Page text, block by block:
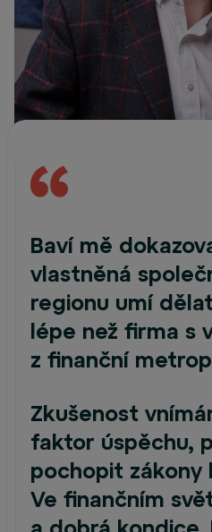
Baví mě
vlastněná
regionu umí
lépe než firma s
z finanční
Zkušenost
faktor úspěchu,
pochopit zákony
Ve finančním